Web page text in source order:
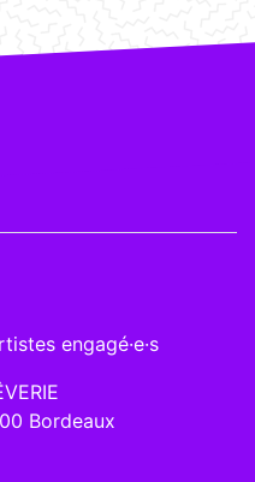
engagé·e·s
Bordeaux